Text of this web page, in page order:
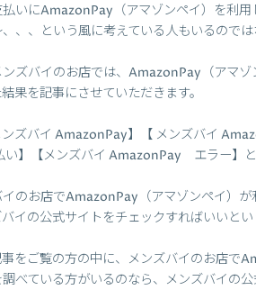
いにAmazonPay（アマゾンペイ）を利
、、という風に考えている人もいるので
ズバイのお店では、AmazonPay（アマ
果を記事にさせていただきます。
ンズバイ AmazonPay】【 メンズバイ
】【メンズバイ AmazonPay エラー】と
のお店でAmazonPay（アマゾンペイ）
イの公式サイトをチェックすればいいとい
をご覧の方の中に、メンズバイのお店で
べている方がいるのなら、メンズバイの